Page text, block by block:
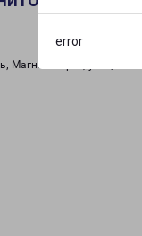
error
Магнитогорск, улица